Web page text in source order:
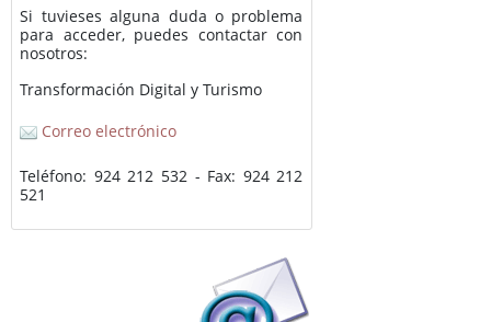
Si tuvieses alguna duda o problema
para acceder, puedes contactar con
nosotros:
Transformación Digital y Turismo
Correo electrónico
Teléfono: 924 212 532 - Fax: 924 212
521